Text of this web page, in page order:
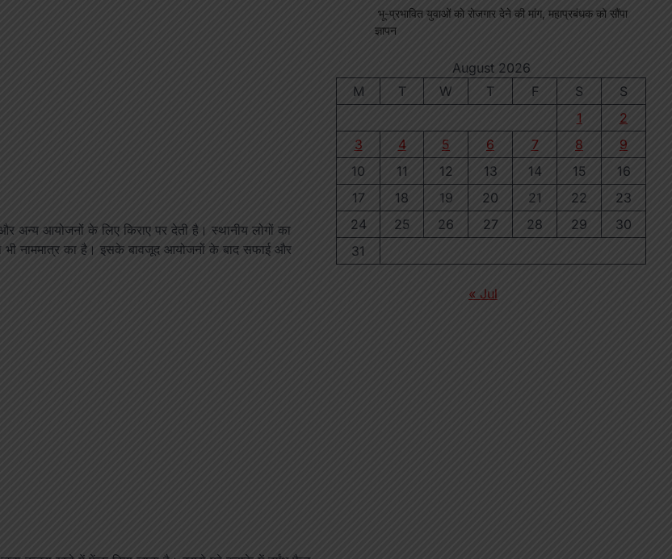
अन्य आयोजनों के लिए किराए पर देती है। स्थानीय लोगों का
भी नाममात्र का है। इसके बावजूद आयोजनों के बाद सफाई और
भू-प्रभावित युवाओं को रोजगार देने की मांग, महाप्रबंधक को सौंपा
ज्ञापन
August 2026
M
T W T F S
S
1
2
3
4 5 6 7 8
9
10
11 12 13 14 15
16
17
18 19 20 21 22
23
24
25 26 27 28 29
30
31
« Jul